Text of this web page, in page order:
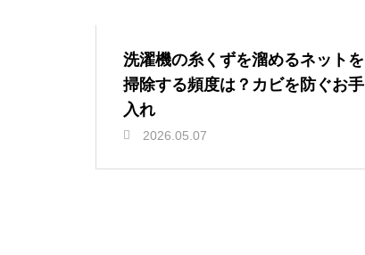
洗濯機の糸くずを溜めるネットを
掃除する頻度は？カビを防ぐお手
入れ
2026.05.07